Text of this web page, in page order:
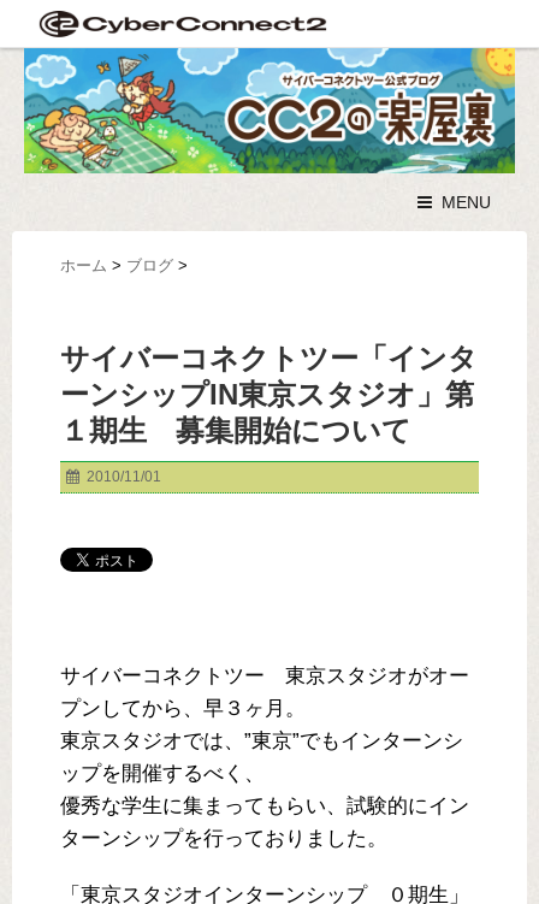
MENU
ホーム > ブログ >
サイバーコネクトツー「インタ
ーンシップIN東京スタジオ」第
１期生 募集開始について
2010/11/01
サイバーコネクトツー 東京スタジオがオー
プンしてから、早３ヶ月。
東京スタジオでは、”東京”でもインターンシ
ップを開催するべく、
優秀な学生に集まってもらい、試験的にイン
ターンシップを行っておりました。
「東京スタジオインターンシップ ０期生」